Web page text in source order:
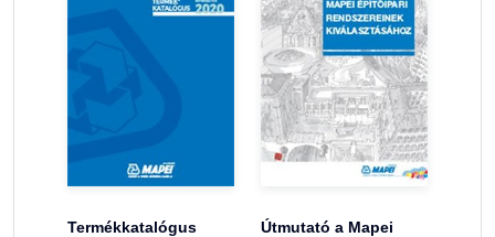
Termékkatalógus
Útmutató a Mapei